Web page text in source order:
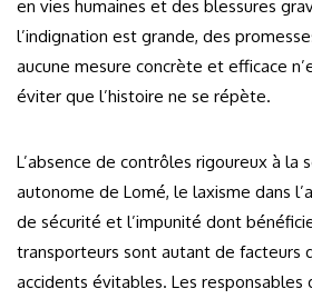
en vies humaines et des blessures
l’indignation est grande, des
aucune mesure concrète et efficace
éviter que l’histoire ne se répète.
L’absence de contrôles rigoureux à la
autonome de Lomé, le laxisme dans
de sécurité et l’impunité dont
transporteurs sont autant de facteurs
accidents évitables. Les responsables